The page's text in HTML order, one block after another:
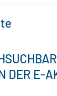
DER E-